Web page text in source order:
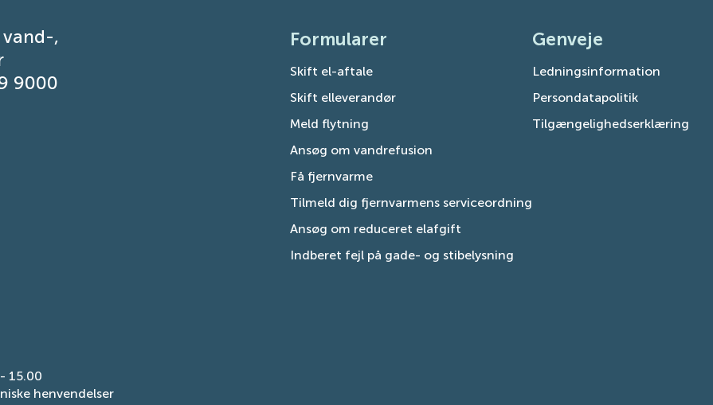
,
9000
Formularer
Skift el-aftale
Skift elleverandør
Meld flytning
Ansøg om vandrefusion
Få fjernvarme
Tilmeld dig fjernvarmens serviceordning
Ansøg om reduceret elafgift
Indberet fejl på gade- og stibelysning
Genveje
Ledningsinformation
Persondatapolitik
Tilgængelighedserklæring
15.00
henvendelser